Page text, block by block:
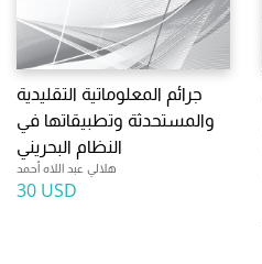
جرائم المعلوماتية التقليدية
والمستحدثة وتطبيقاتها في
النظام البحريني
هلالي عبد اللاه أحمد
30 USD